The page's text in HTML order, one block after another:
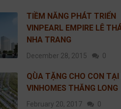
TIỀM NĂNG PHÁT TRIỂN
VINPEARL EMPIRE LÊ
NHA TRANG
December 28, 2015 0
QÙA TẶNG CHO CON TẠI
VINHOMES THĂNG LONG
February 20, 2017 0